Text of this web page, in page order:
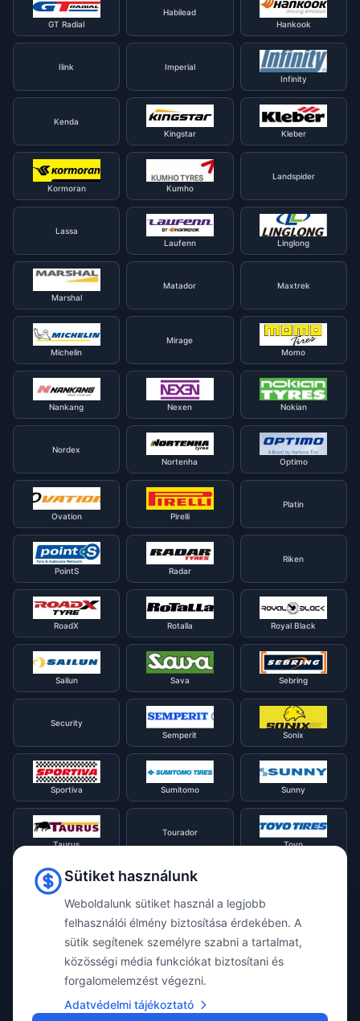
GT Radial
Habilead
Hankook
Ilink
Imperial
Infinity
Kenda
Kingstar
Kleber
Kormoran Kumho
Landspider
Lassa
Laufenn
Linglong
Marshal
Matador Maxtrek
Michelin
Mirage
Momo
Nankang Nexen Nokian
Nordex
Nortenha
Optimo
Ovation Pirelli
Platin
PointS Radar
Riken
RoadX Rotalla Royal Black
Sailun Sava Sebring
Security
Semperit
Sonix
Sportiva Sumitomo Sunny
Taurus
Tourador
Toyo
Tracmax
Triangle
Viking Voyager
Vredestein
Sütiket használunk
Weboldalunk sütiket használ a legjobb
felhasználói élmény biztosítása érdekében. A
sütik segítenek személyre szabni a tartalmat,
közösségi média funkciókat biztosítani és
forgalomelemzést végezni.
Adatvédelmi tájékoztató